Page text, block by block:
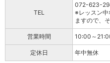
TEL
072-623-
※レッスン中
ますので、
営業時間 10:00～
定休日 年中無休